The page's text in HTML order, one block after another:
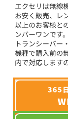
エクセリは無線
お安く販売、レ
以上のお客様と
ンバーワンです
トランシーバー
機種で購入前の
内で対応します
365